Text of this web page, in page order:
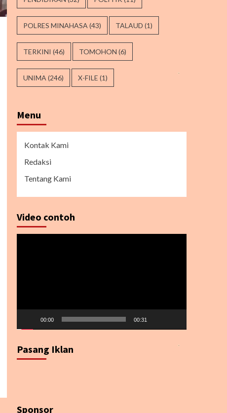
POLRES MINAHASA (43) TALAUD (1)
TERKINI (46) TOMOHON (6)
UNIMA (246) X-FILE (1)
Menu
Kontak Kami
Redaksi
Tentang Kami
Video contoh
00:00 00:31
Pasang Iklan
Sponsor